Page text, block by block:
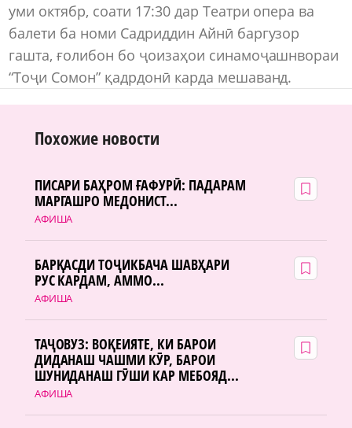
уми октябр, соати 17:30 дар Театри опера ва
балети ба номи Садриддин Айнӣ баргузор
гашта, ғолибон бо ҷоизаҳои синамоҷашнвораи
“Тоҷи Сомон” қадрдонӣ карда мешаванд.
Похожие новости
АФИША
ПИСАРИ БАҲРОМ ҒАФУРӢ: ПАДАРАМ
МАРГАШРО МЕДОНИСТ...
АФИША
БАРҚАСДИ ТОҶИКБАЧА ШАВҲАРИ
РУС КАРДАМ, АММО...
АФИША
ТАҶОВУЗ: ВОҚЕИЯТЕ, КИ БАРОИ
ДИДАНАШ ЧАШМИ КӮР, БАРОИ
ШУНИДАНАШ ГӮШИ КАР МЕБОЯД...